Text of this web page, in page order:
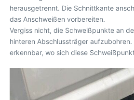
herausgetrennt. Die Schnittkante
das Anschweißen vorbereiten.
Vergiss nicht, die Schweißpunkte an
hinteren Abschlussträger
erkennbar, wo sich diese